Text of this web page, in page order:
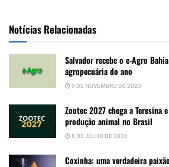
Notícias Relacionadas
Salvador recebe o e-Agro
agropecuária do ano
9 DE NOVEMBRO DE 2023
Zootec 2027 chega a Teresina
produção animal no Brasil
8 DE JULHO DE 2026
Coxinha: uma verdadeira